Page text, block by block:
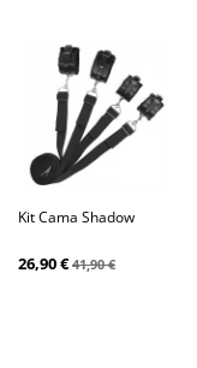
Kit Cama Shadow
26,90 €41,90 €